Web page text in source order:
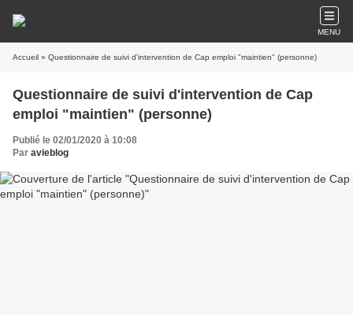
MENU
Accueil » Questionnaire de suivi d'intervention de Cap emploi "maintien" (personne)
Questionnaire de suivi d'intervention de Cap
emploi "maintien" (personne)
Publié le 02/01/2020 à 10:08
Par avieblog